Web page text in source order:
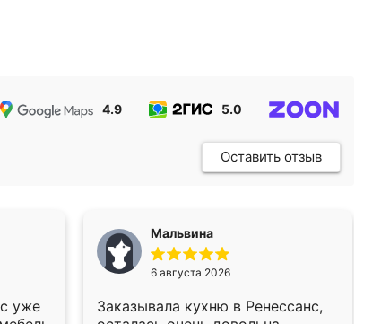
4.9 5.0
Оставить отзыв
уже
Мальвина
6 августа 2026
Заказывала кухню в Ренессанс,